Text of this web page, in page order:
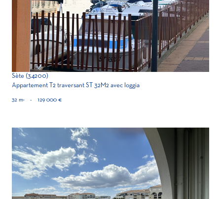
voir le bien
Sète (34200)
Appartement T2 traversant ST 32M2 avec loggia
32 m² - 129 000 €